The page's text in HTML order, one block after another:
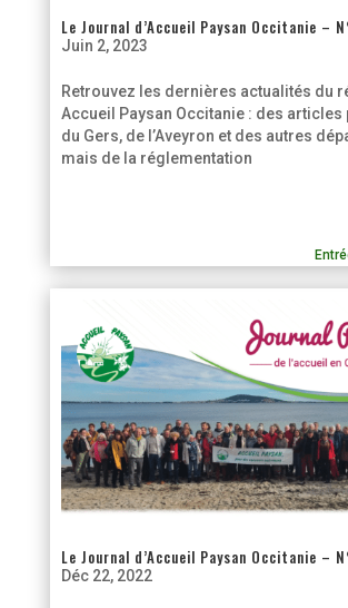
Le Journal d’Accueil Paysan Occitanie –
Juin 2, 2023
Retrouvez les dernières actualités du
Accueil Paysan Occitanie : des articles
du Gers, de l’Aveyron et des autres
mais de la réglementation
Le Journal d’Accueil Paysan Occitanie –
Déc 22, 2022